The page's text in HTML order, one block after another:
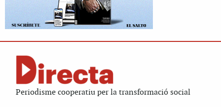
Periodisme cooperatiu per la transformació social